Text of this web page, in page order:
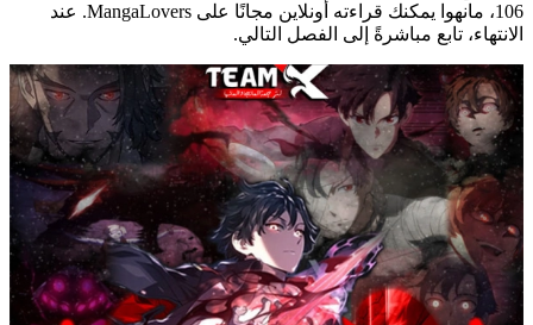
106، مانهوا يمكنك قراءته أونلاين مجانًا على MangaLovers.
عند
الانتهاء، تابع مباشرةً إلى الفصل التالي.